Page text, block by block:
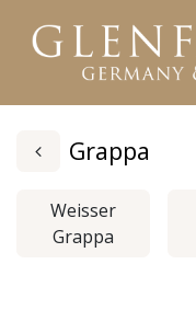
Grappa
Weisser
Grappa